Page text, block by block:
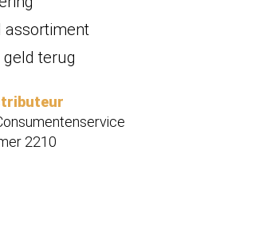
assortiment
geld terug
2210